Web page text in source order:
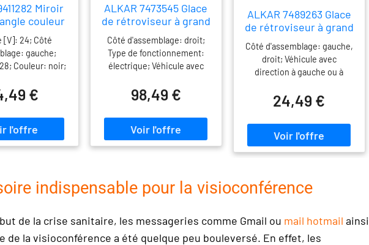
Miroir
couleur
noir
[V]: 24; Côté
gauche;
Couleur: noir;
Véhicule avec
à gauche ou à
véhicules avec
à gauche, pour
direction à
Rayon de
[mm]: 300;
butadiène-
€
ALKAR 7473545 Glace
de rétroviseur à grand
angle
Côté d'assemblage: droit;
Type de fonctionnement:
électrique; Véhicule avec
droite: pour véhicules avec
direction à gauche, pour
véhicules avec direction à
droite; Rétroviseur
extérieur/intérieur:
jusqu'à: 06/2008
98,49 €
ALKAR 7489263 Glace
de rétroviseur à grand
angle
Côté d'assemblage: gauche,
droit; Véhicule avec
direction à gauche ou à
direction à gauche, pour
véhicules avec direction à
droite; Rayon de courbure
[mm]: 300; Année à partir
de: 02/2004, 04/2005
24,49 €
indispensable pour la visioconférence
de la crise sanitaire, les messageries comme Gmail ou mail hotmail ainsi
de la visioconférence a été quelque peu bouleversé. En effet, les